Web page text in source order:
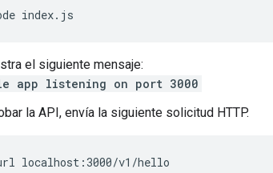
index.js
el siguiente mensaje:
app listening on port 3000
la API, envía la siguiente solicitud HTTP.
localhost:3000/v1/hello